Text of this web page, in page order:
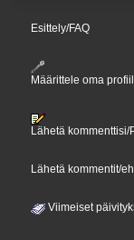
Esittely/FAQ
Määrittele oma
Lähetä kommenttisi/
Lähetä kommentit/
Viimeiset